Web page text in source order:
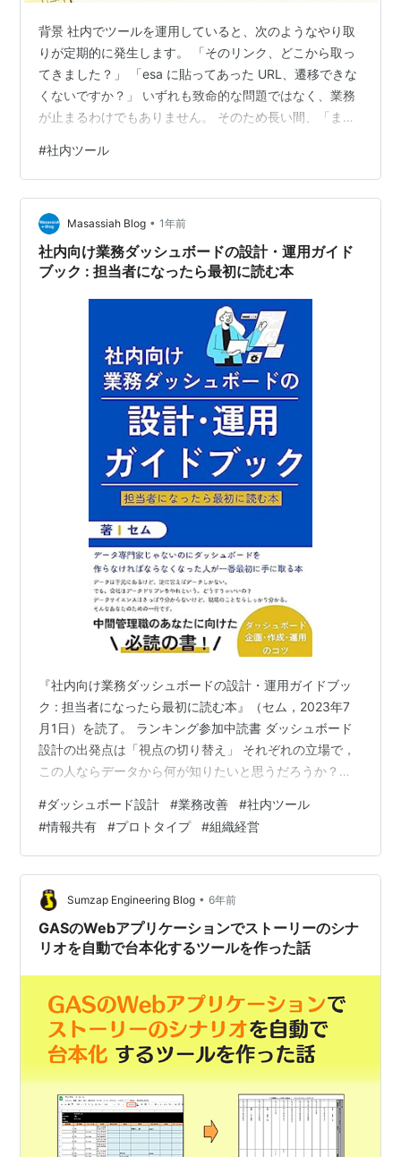
背景 社内でツールを運用していると、次のようなやり取
りが定期的に発生します。 「そのリンク、どこから取っ
てきました？」 「esa に貼ってあった URL、遷移できな
くないですか？」 いずれも致命的な問題ではなく、業務
が止まるわけでもありません。 そのため長い間、「まあ
の問題です。 ツール自体は正しく動作している一方で、
URL を共有することが不安定、という状態でした。 画面
や機能が増えるにつれて、 条件付きパラメータを含む
URL が増える といったことが日常的に起きていました。
大きな障害ではありませんが、 違和感だけが残り続ける
状態です。…
#社内ツール
Masassiah Blog • 1年前
社内向け業務ダッシュボードの設計・運用ガイド
ブック : 担当者になったら最初に読む本
『社内向け業務ダッシュボードの設計・運用ガイドブッ
ク : 担当者になったら最初に読む本』（セム，2023年7
月1日）を読了。 ランキング参加中読書 ダッシュボード
設計の出発点は「視点の切り替え」 それぞれの立場で，
この人ならデータから何が知りたいと思うだろうか？と
立場では 直属の上司の立場では 私の立場では【中心】
同僚の立場では 他部署の立場では ダッシュボードを設計
する前に，それぞれの立場で何が知りたいのかを考えて
みる。 プロトタイプは「対話の起点」である ダッシュボ
ードの設計は、単なる UI 構築ではない。 それぞれの立
場に立っ…
#ダッシュボード設計 #業務改善 #社内ツール
#情報共有 #プロトタイプ #組織経営
Sumzap Engineering Blog • 6年前
GASのWebアプリケーションでストーリーのシナ
リオを自動で台本化するツールを作った話